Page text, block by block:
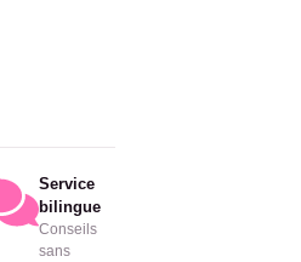
Service
bilingue
Conseils
sans